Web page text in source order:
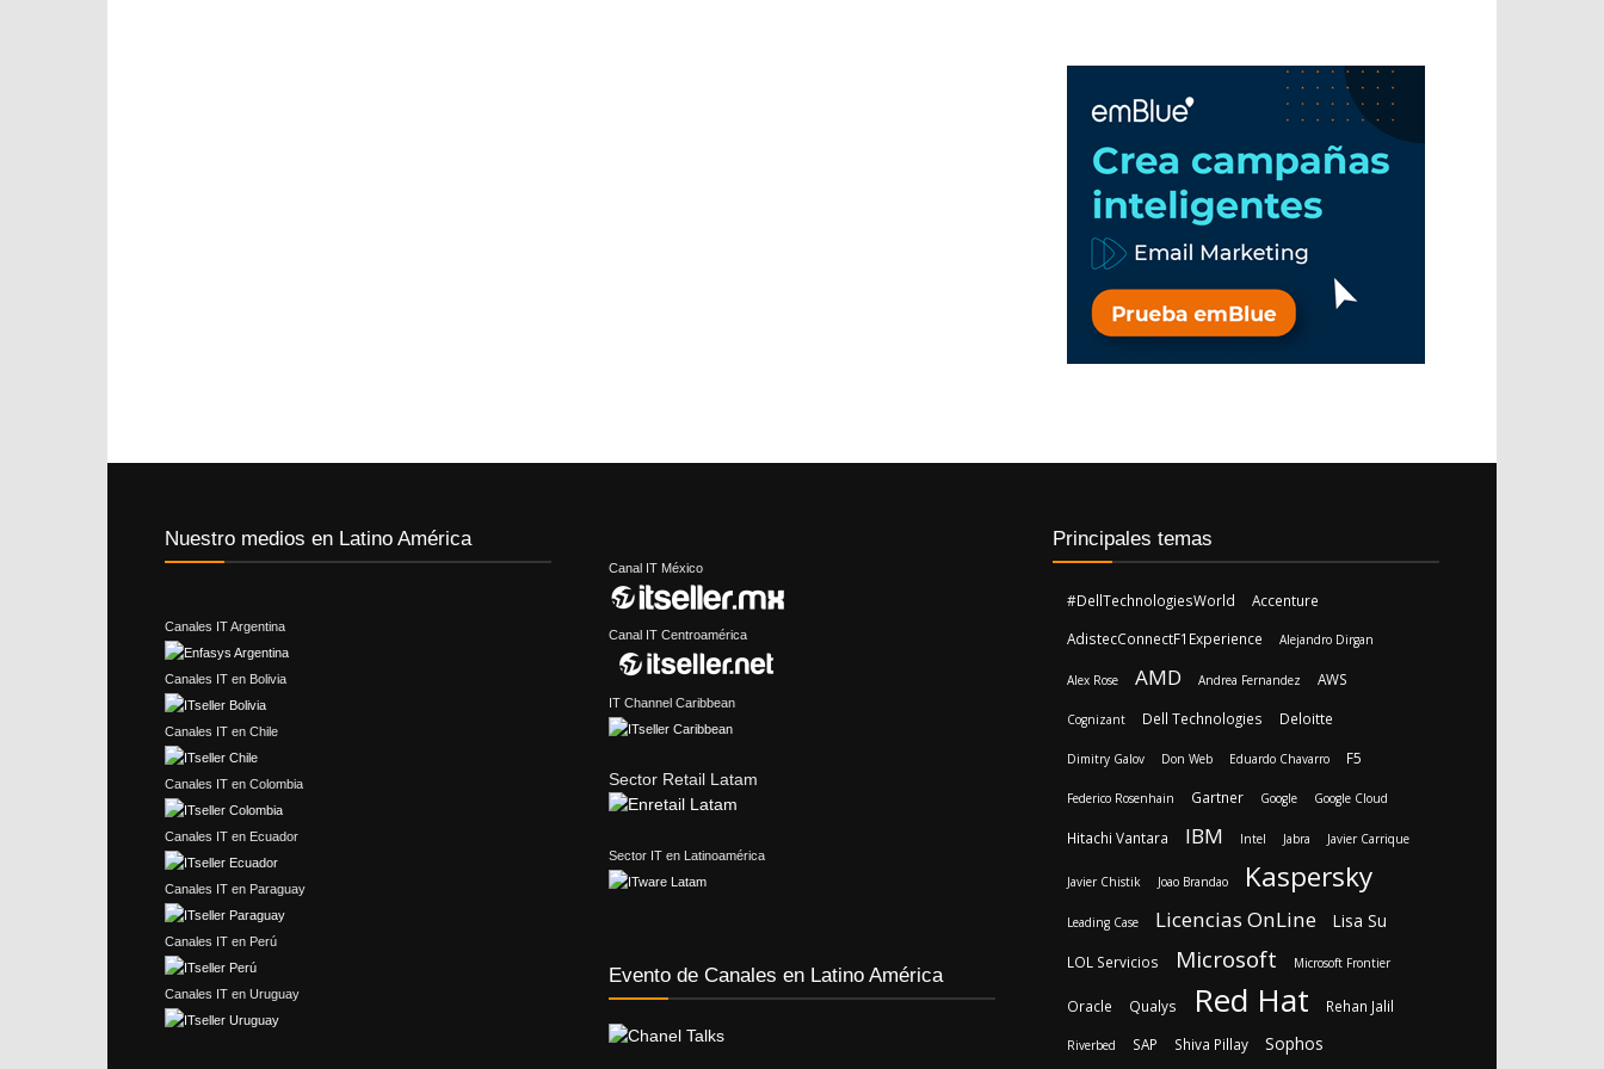
Nuestro medios en Latino América
Canales IT Argentina
Canales IT en Bolivia
Canales IT en Chile
Canales IT en Colombia
Canales IT en Ecuador
Canales IT en Paraguay
Canales IT en Perú
Canales IT en Uruguay
Canal IT México
Canal IT Centroamérica
IT Channel Caribbean
Sector Retail Latam
Sector IT en Latinoamérica
Evento de Canales en Latino América
Principales temas
#DellTechnologiesWorld
Accenture
AdistecConnectF1Experience
Alejandro Dirgan
Alex Rose AMD Andrea Fernandez AWS
Cognizant Dell Technologies Deloitte
Dimitry Galov Don Web Eduardo Chavarro F5
Federico Rosenhain Gartner Google Google Cloud
Hitachi Vantara IBM Intel Jabra Javier Carrique
Javier Chistik Joao Brandao Kaspersky
Leading Case Licencias OnLine Lisa Su
LOL Servicios Microsoft Microsoft Frontier
Oracle Qualys Red Hat Rehan Jalil
Riverbed SAP Shiva Pillay Sophos